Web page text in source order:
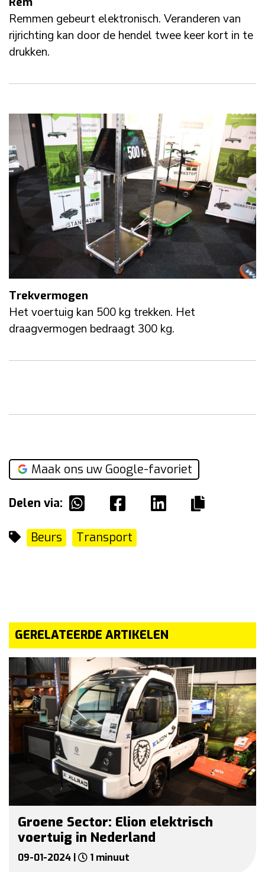
Remmen gebeurt elektronisch. Veranderen van
rijrichting kan door de hendel twee keer kort in te
drukken.
Trekvermogen
Het voertuig kan 500 kg trekken. Het
draagvermogen bedraagt 300 kg.
Maak ons uw Google-favoriet
Delen via:
Beurs Transport
GERELATEERDE ARTIKELEN
Groene Sector: Elion elektrisch
voertuig in Nederland
09-01-2024 | 1 minuut